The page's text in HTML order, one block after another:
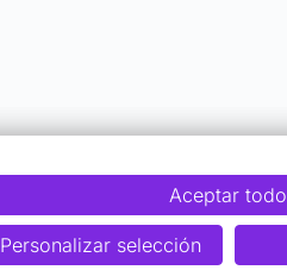
Aceptar todo
Personalizar selección